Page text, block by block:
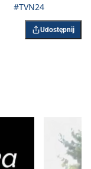
#TVN24
Udostępnij